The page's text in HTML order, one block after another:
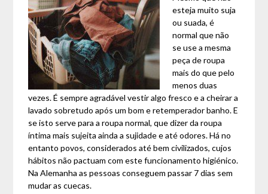
esteja muito suja
ou suada, é
normal que não
se use a mesma
peça de roupa
mais do que pelo
menos duas
vezes. É sempre agradável vestir algo fresco e a cheirar a
lavado sobretudo após um bom e retemperador banho. E
se isto serve para a roupa normal, que dizer da roupa
íntima mais sujeita ainda a sujidade e até odores. Há no
entanto povos, considerados até bem civilizados, cujos
hábitos não pactuam com este funcionamento higiénico.
Na Alemanha as pessoas conseguem passar 7 dias sem
mudar as cuecas.